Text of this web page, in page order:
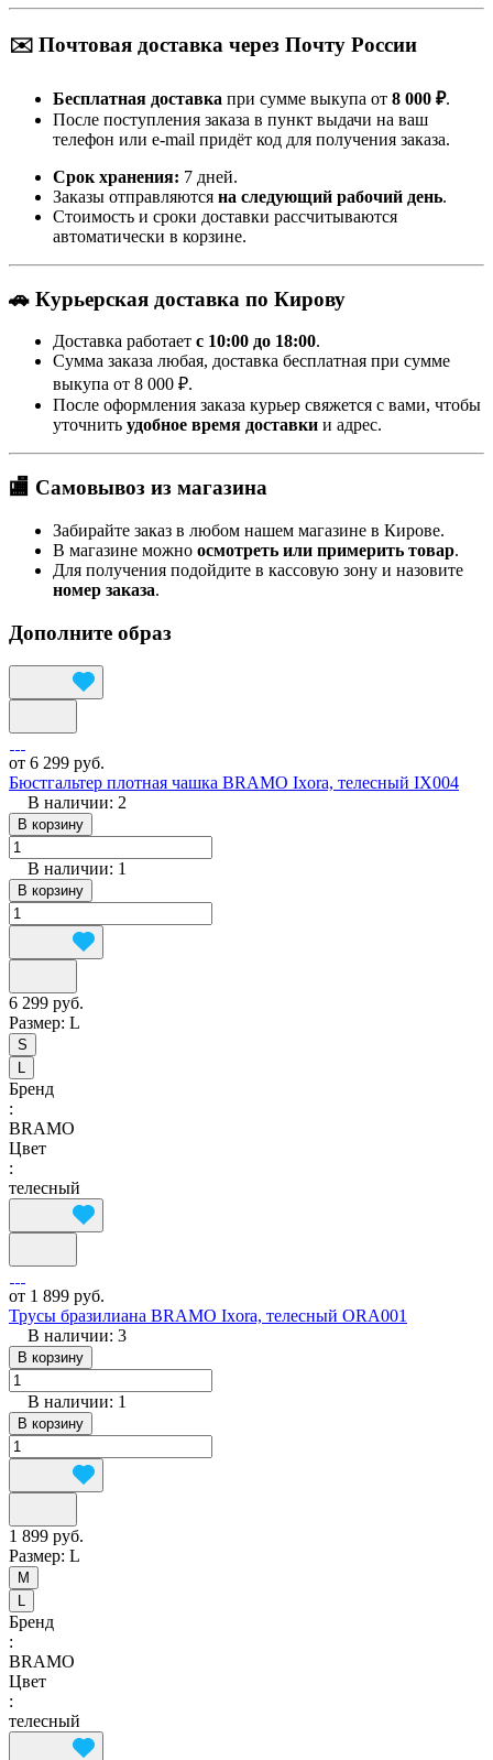
✉️ Почтовая доставка через Почту России
Бесплатная доставка при сумме выкупа от 8 000 ₽.
После поступления заказа в пункт выдачи на ваш
телефон или e-mail придёт код для получения заказа.
Срок хранения: 7 дней.
Заказы отправляются на следующий рабочий день.
Стоимость и сроки доставки рассчитываются
автоматически в корзине.
🚗 Курьерская доставка по Кирову
Доставка работает с 10:00 до 18:00.
Сумма заказа любая, доставка бесплатная при сумме
выкупа от 8 000 ₽.
После оформления заказа курьер свяжется с вами, чтобы
уточнить удобное время доставки и адрес.
🏬 Самовывоз из магазина
Забирайте заказ в любом нашем магазине в Кирове.
В магазине можно осмотреть или примерить товар.
Для получения подойдите в кассовую зону и назовите
номер заказа.
Дополните образ
от 6 299 руб.
Бюстгальтер плотная чашка BRAMO Ixora, телесный IX004
В наличии: 2
В корзину
В наличии: 1
В корзину
6 299 руб.
Размер: L
S
L
Бренд
:
BRAMO
Цвет
:
телесный
от 1 899 руб.
Трусы бразилиана BRAMO Ixora, телесный ORA001
В наличии: 3
В корзину
В наличии: 1
В корзину
1 899 руб.
Размер: L
M
L
Бренд
:
BRAMO
Цвет
:
телесный